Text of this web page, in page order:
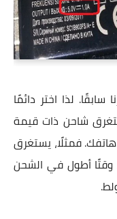
لذا اختر دائمًا
شاحن ذات قيمة
فمثلًا، يستغرق
1 أمبير وجهد 5 فولط وقتًا أطول في الشحن